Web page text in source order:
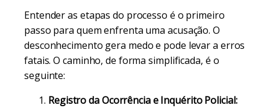
Entender as etapas do processo é o primeiro
passo para quem enfrenta uma acusação. O
desconhecimento gera medo e pode levar a erros
fatais. O caminho, de forma simplificada, é o
seguinte:
Registro da Ocorrência e Inquérito Policial: